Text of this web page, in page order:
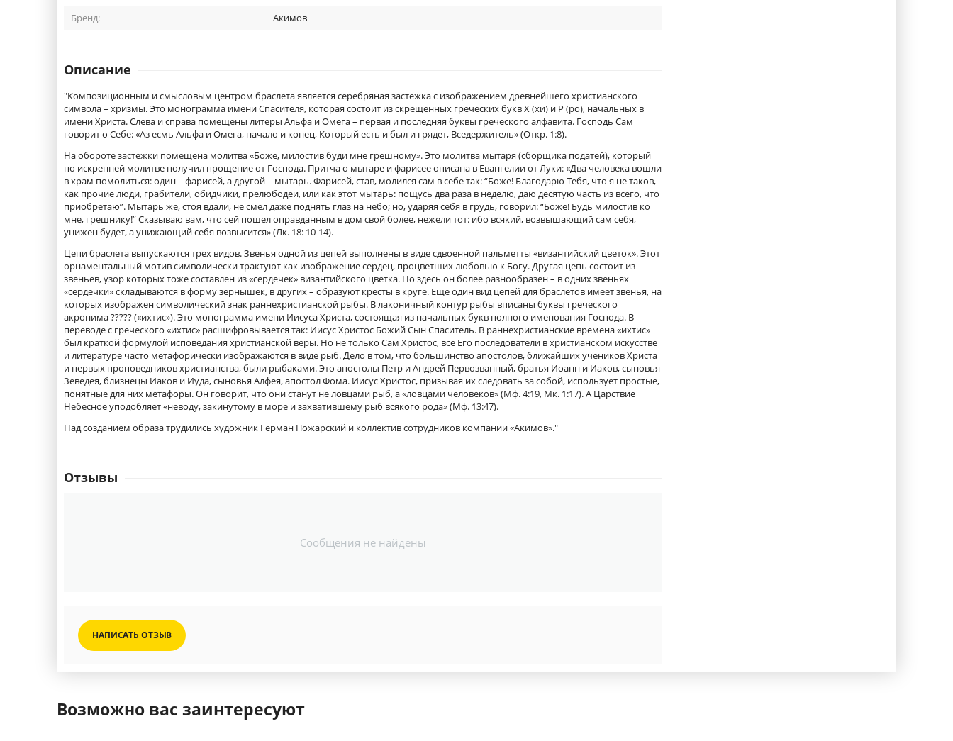
Бренд: Акимов
Описание
"Композиционным и смысловым центром браслета является серебряная застежка с изображением древнейшего христианского
символа – хризмы. Это монограмма имени Спасителя, которая состоит из скрещенных греческих букв Х (хи) и Р (ро), начальных в
имени Христа. Слева и справа помещены литеры Альфа и Омега – первая и последняя буквы греческого алфавита. Господь Сам
говорит о Себе: «Аз есмь Альфа и Омега, начало и конец, Который есть и был и грядет, Вседержитель» (Откр. 1:8).
На обороте застежки помещена молитва «Боже, милостив буди мне грешному». Это молитва мытаря (сборщика податей), который
по искренней молитве получил прощение от Господа. Притча о мытаре и фарисее описана в Евангелии от Луки: «Два человека вошли
в храм помолиться: один – фарисей, а другой – мытарь. Фарисей, став, молился сам в себе так: “Боже! Благодарю Тебя, что я не таков,
как прочие люди, грабители, обидчики, прелюбодеи, или как этот мытарь: пощусь два раза в неделю, даю десятую часть из всего, что
приобретаю”. Мытарь же, стоя вдали, не смел даже поднять глаз на небо; но, ударяя себя в грудь, говорил: “Боже! Будь милостив ко
мне, грешнику!” Сказываю вам, что сей пошел оправданным в дом свой более, нежели тот: ибо всякий, возвышающий сам себя,
унижен будет, а унижающий себя возвысится» (Лк. 18: 10-14).
Цепи браслета выпускаются трех видов. Звенья одной из цепей выполнены в виде сдвоенной пальметты «византийский цветок». Этот
орнаментальный мотив символически трактуют как изображение сердец, процветших любовью к Богу. Другая цепь состоит из
звеньев, узор которых тоже составлен из «сердечек» византийского цветка. Но здесь он более разнообразен – в одних звеньях
«сердечки» складываются в форму зернышек, в других – образуют кресты в круге. Еще один вид цепей для браслетов имеет звенья, на
которых изображен символический знак раннехристианской рыбы. В лаконичный контур рыбы вписаны буквы греческого
акронима ????? («ихтис»). Это монограмма имени Иисуса Христа, состоящая из начальных букв полного именования Господа. В
переводе с греческого «ихтис» расшифровывается так: Иисус Христос Божий Сын Спаситель. В раннехристианские времена «ихтис»
был краткой формулой исповедания христианской веры. Но не только Сам Христос, все Его последователи в христианском искусстве
и литературе часто метафорически изображаются в виде рыб. Дело в том, что большинство апостолов, ближайших учеников Христа
и первых проповедников христианства, были рыбаками. Это апостолы Петр и Андрей Первозванный, братья Иоанн и Иаков, сыновья
Зеведея, близнецы Иаков и Иуда, сыновья Алфея, апостол Фома. Иисус Христос, призывая их следовать за собой, использует простые,
понятные для них метафоры. Он говорит, что они станут не ловцами рыб, а «ловцами человеков» (Мф. 4:19, Мк. 1:17). А Царствие
Небесное уподобляет «неводу, закинутому в море и захватившему рыб всякого рода» (Мф. 13:47).
Над созданием образа трудились художник Герман Пожарский и коллектив сотрудников компании «Акимов»."
Отзывы
Сообщения не найдены
НАПИСАТЬ ОТЗЫВ
Возможно вас заинтересуют